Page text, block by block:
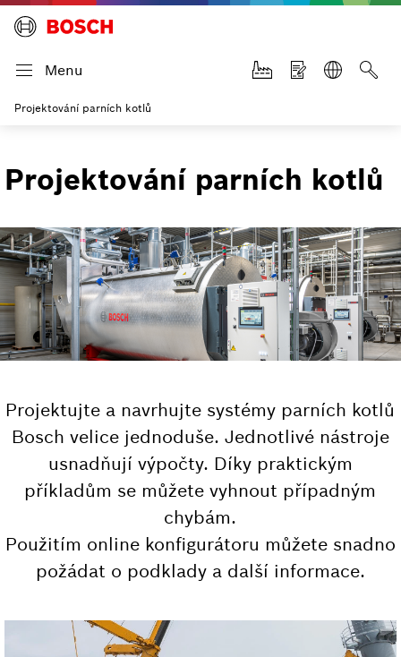
Menu
Projektování parních kotlů
Projektování parních kotlů
Projektujte a navrhujte systémy parních kotlů
Bosch velice jednoduše. Jednotlivé nástroje
usnadňují výpočty. Díky praktickým
příkladům se můžete vyhnout případným
chybám.
Použitím online konfigurátoru můžete snadno
požádat o podklady a další informace.